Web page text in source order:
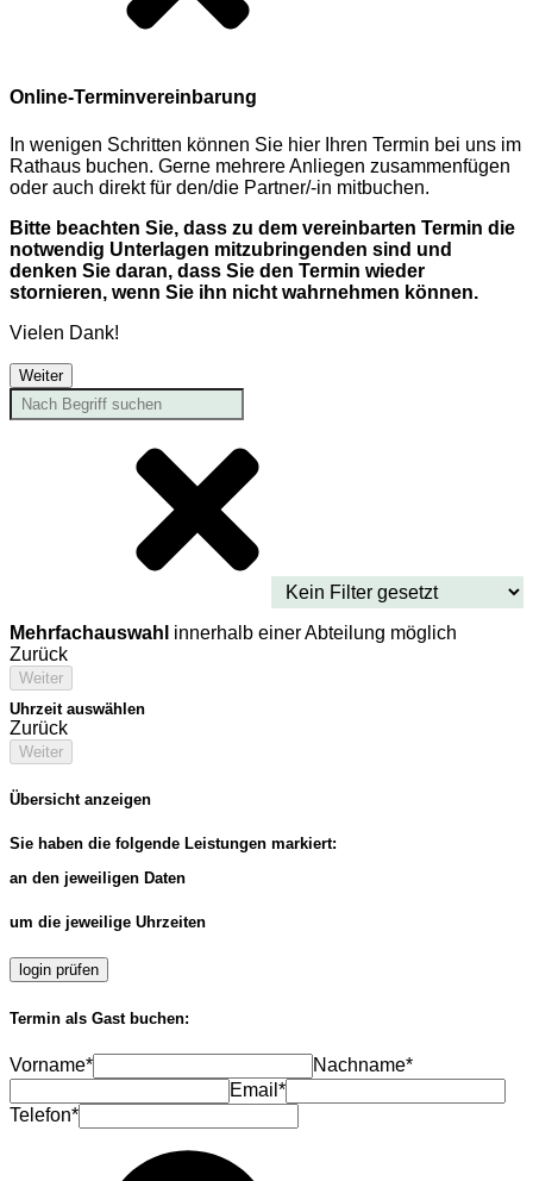
Online-Terminvereinbarung
In wenigen Schritten können Sie hier Ihren Termin bei uns im
Rathaus buchen. Gerne mehrere Anliegen zusammenfügen
oder auch direkt für den/die Partner/-in mitbuchen.
Bitte beachten Sie, dass zu dem vereinbarten Termin die
notwendig Unterlagen mitzubringenden sind und
denken Sie daran, dass Sie den Termin wieder
stornieren, wenn Sie ihn nicht wahrnehmen können.
Vielen Dank!
Weiter
Mehrfachauswahl innerhalb einer Abteilung möglich
Zurück
Weiter
Uhrzeit auswählen
Zurück
Weiter
Übersicht anzeigen
Sie haben die folgende Leistungen markiert:
an den jeweiligen Daten
um die jeweilige Uhrzeiten
login prüfen
Termin als Gast buchen:
Vorname*
Nachname*
Email*
Telefon*